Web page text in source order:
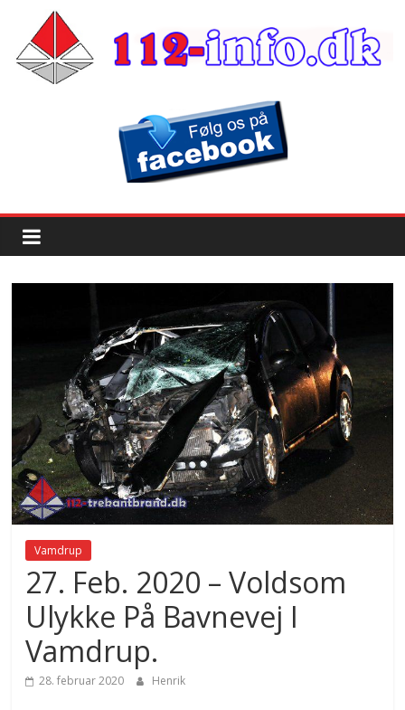
Vamdrup
27. Feb. 2020 – Voldsom
Ulykke På Bavnevej I
Vamdrup.
28. februar 2020 Henrik